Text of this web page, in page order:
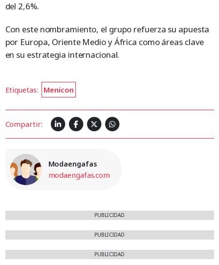
del 2,6%.
Con este nombramiento, el grupo refuerza su apuesta
por Europa, Oriente Medio y África como áreas clave
en su estrategia internacional.
Etiquetas: Menicon
Compartir:
Modaengafas
modaengafas.com
PUBLICIDAD
PUBLICIDAD
PUBLICIDAD